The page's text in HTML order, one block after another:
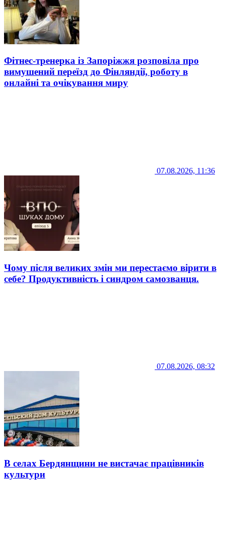
Фітнес-тренерка із Запоріжжя розповіла про
вимушений переїзд до Фінляндії, роботу в
онлайні та очікування миру
07.08.2026, 11:36
Чому після великих змін ми перестаємо вірити в
себе? Продуктивність і синдром самозванця.
07.08.2026, 08:32
В селах Бердянщини не вистачає працівників
культури